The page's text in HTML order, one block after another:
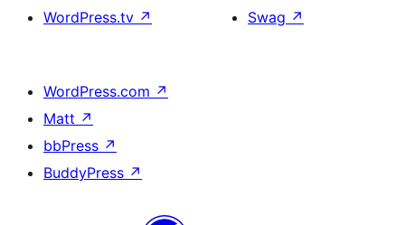
WordPress.tv ↗
Swag ↗
WordPress.com ↗
Matt ↗
bbPress ↗
BuddyPress ↗